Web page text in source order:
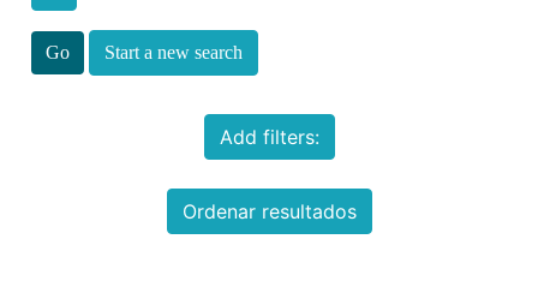
Start a new search
Add filters:
Ordenar resultados